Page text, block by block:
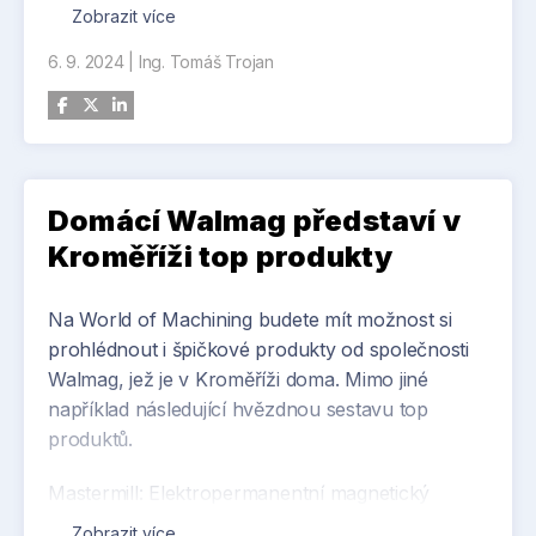
Foto: EROWA
propojení s firmou Biko, která nabízí multifunkční
společnosti přímo na veletrhu předvedou
praktickou ukázku výkonu těchto vysavačů.
obráběcích strojů, odstranění problémů s
obráběcími kapalinami. Výrazná úspora na
www.worldofmachining.cz
Zobrazit více
6. 9. 2024| Ing. Tomáš Trojan
Domácí Walmag představí v
Kroměříži top produkty
Na World of Machining budete mít možnost si
prohlédnout i špičkové produkty od společnosti
Walmag, jež je v Kroměříži doma. Mimo jiné
například následující hvězdnou sestavu top
produktů.
Mastermill: Elektropermanentní magnetický
upínač, který vám umožní frézovat, brousit a